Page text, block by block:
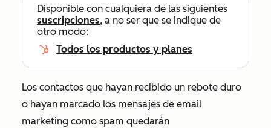
Disponible con cualquiera de las siguientes
suscripciones, a no ser que se indique de
otro modo:
Todos los productos y planes
Los contactos que hayan recibido un rebote duro
o hayan marcado los mensajes de email
marketing como spam quedarán